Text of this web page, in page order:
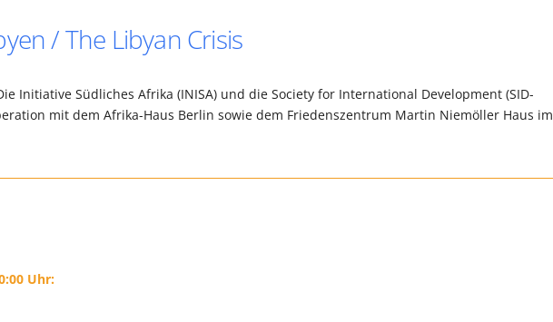
/ The Libyan Crisis
Die Initiative Südliches Afrika (INISA) und die Society for International Development (SID-
mit dem Afrika-Haus Berlin sowie dem Friedenszentrum Martin Niemöller Haus im
Uhr: